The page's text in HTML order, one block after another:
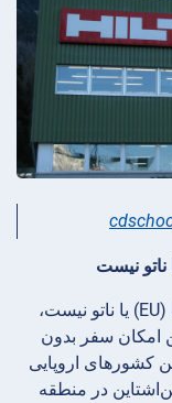
لیختن‌اشتاین، در حالی که عضو اتحادیه اروپا (EU) یا ناتو نیست،
امکان سفر بدون
کشورهای اروپایی
در منطقه